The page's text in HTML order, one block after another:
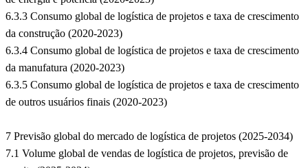
6.3.3 Consumo global de logística de projetos e taxa de crescimento
da construção (2020-2023)
6.3.4 Consumo global de logística de projetos e taxa de crescimento
da manufatura (2020-2023)
6.3.5 Consumo global de logística de projetos e taxa de crescimento
de outros usuários finais (2020-2023)
7 Previsão global do mercado de logística de projetos (2025-2034)
7.1 Volume global de vendas de logística de projetos, previsão de